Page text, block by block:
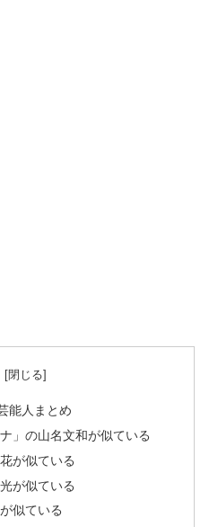
能人まとめ
」の山名文和が似ている
が似ている
が似ている
似ている